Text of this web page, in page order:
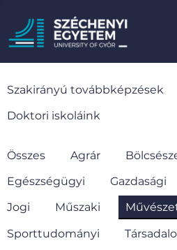
Szakirányú továbbképzések
Doktori iskoláink
Összes Agrár
Egészségügyi
Gazdasági
Jogi
Műszaki
Sporttudományi